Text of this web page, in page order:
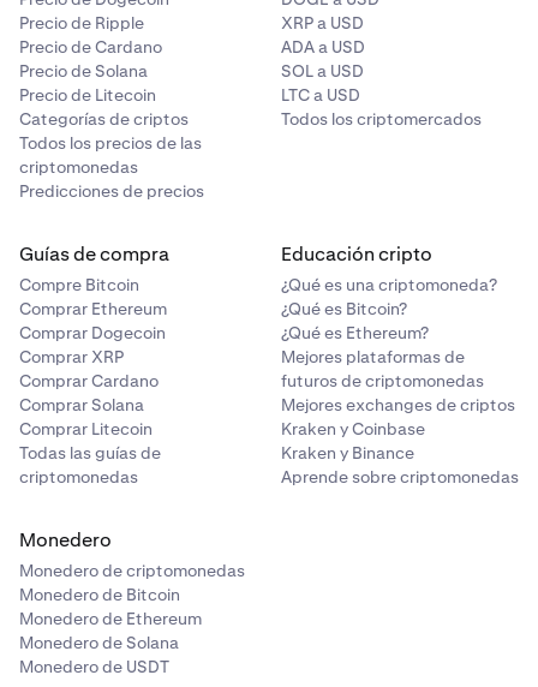
Precio de Ripple
Precio de Cardano
Precio de Solana
Precio de Litecoin
Categorías de criptos
Todos los precios de las
criptomonedas
Predicciones de precios
XRP a USD
ADA a USD
SOL a USD
LTC a USD
Todos los criptomercados
Guías de compra
Compre Bitcoin
Comprar Ethereum
Comprar Dogecoin
Comprar XRP
Comprar Cardano
Comprar Solana
Comprar Litecoin
Todas las guías de
criptomonedas
Educación cripto
¿Qué es una criptomoneda?
¿Qué es Bitcoin?
¿Qué es Ethereum?
Mejores plataformas de
futuros de criptomonedas
Mejores exchanges de criptos
Kraken y Coinbase
Kraken y Binance
Aprende sobre criptomonedas
Monedero
Monedero de criptomonedas
Monedero de Bitcoin
Monedero de Ethereum
Monedero de Solana
Monedero de USDT